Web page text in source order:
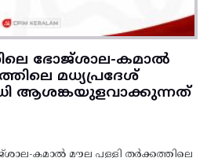
ഭോജ്ശാല-കമാൽ
മധ്യപ്രദേശ്
ആശങ്കയുളവാക്കുന്നത്
കമാൽ മൗല പള്ളി തർക്കത്തിലെ